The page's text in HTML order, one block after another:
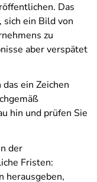
Das
ein Bild von
zu
aber verspätet
ein Zeichen
hin und prüfen Sie
der
Fristen:
herausgeben,